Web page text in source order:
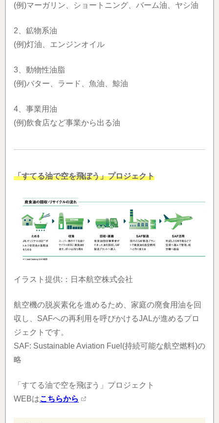
(例)マーガリン、ショートニング、バーム油、ヤシ油
2、鉱物系油
(例)灯油、エンジンオイル
3、動物性油脂
(例)バター、ラード、魚油、鯨油
4、事業用油
(例)飲食店など事業から出る油
「すてる油で空を飛ぼう」プロジェクト
イラスト提供:：日本航空株式会社
航空機の脱炭素化を進めるため、家庭の廃食用油を回
収し、SAFへの再利用を呼びかけるJALが進めるプロ
ジェクトです。
SAF: Sustainable Aviation Fuel(持続可能な航空燃料)の
略
「すてる油で空を飛ぼう」プロジェクト
WEBはこちらから